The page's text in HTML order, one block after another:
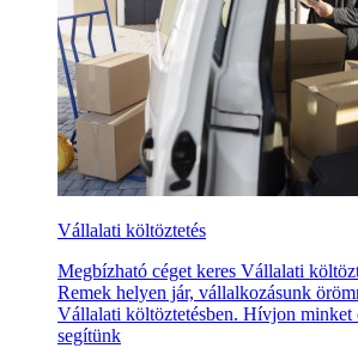
Vállalati költöztetés
Megbízható céget keres Vállalati
Remek helyen jár, vállalkozásunk
Vállalati költöztetésben. Hívjon minket
segítünk